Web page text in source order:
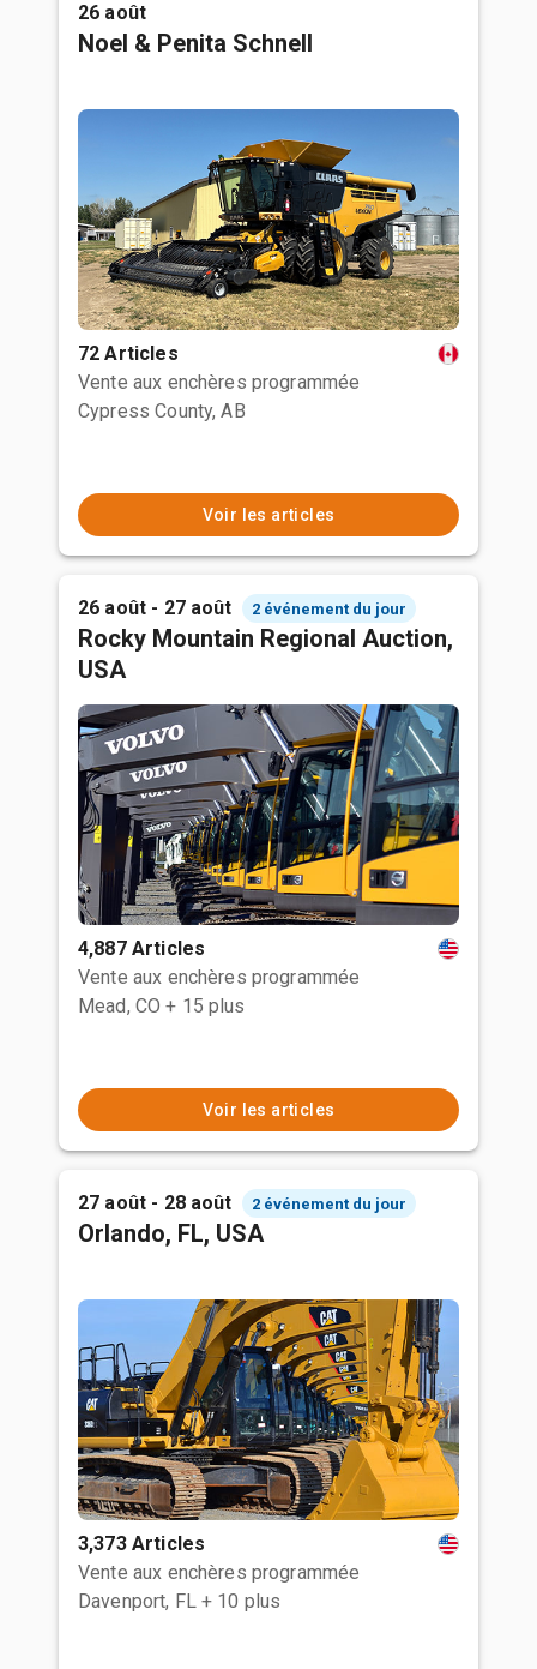
26 août
Noel & Penita Schnell
72 Articles
Vente aux enchères programmée
Cypress County, AB
Voir les articles
26 août - 27 août 2 événement du jour
Rocky Mountain Regional Auction,
USA
4,887 Articles
Vente aux enchères programmée
Mead, CO + 15 plus
Voir les articles
27 août - 28 août 2 événement du jour
Orlando, FL, USA
3,373 Articles
Vente aux enchères programmée
Davenport, FL + 10 plus